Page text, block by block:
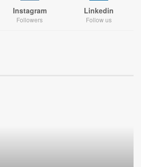
Instagram
Followers
Linkedin
Follow us